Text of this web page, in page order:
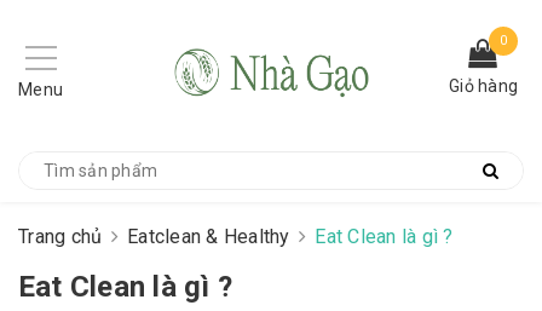
Menu
0
Giỏ hàng
Trang chủ Eatclean & Healthy Eat Clean là gì ?
Eat Clean là gì ?